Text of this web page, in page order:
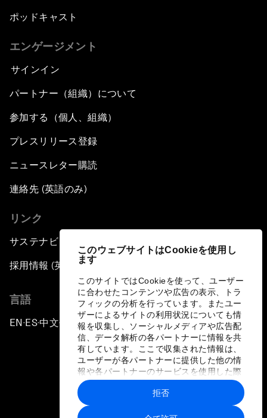
このウェブサイトはCookieを使用し
ます
このサイトではCookieを使って、ユーザー
に合わせたコンテンツや広告の表示、トラ
フィックの分析を行っています。またユー
ザーによるサイトの利用状況についても情
報を収集し、ソーシャルメディアや広告配
信、データ解析の各パートナーに情報を共
有しています。ここで収集された情報は、
ユーザーが各パートナーに提供した他の情
報や各パートナーのサービスを使用した際
に収集された情報と組み合わされ、各パー
トナーによって使用されることがありま
す。
拒否
ポッドキャスト
エンゲージメント
サインイン
パートナー（組織）について
参加する（個人、組織）
プレスリリース登録
ニュースレター購読
連絡先 (英語のみ)
リンク
サステナビリティへの取り組み
採用情報 (英語のみ)
言語
EN ▪ ES▪中文▪ 日本語
プライバシーポリシーと利用規約